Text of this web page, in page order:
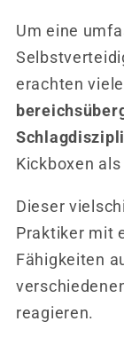
Um eine
erachten
Kickboxen
Dieser
Praktiker mit
Fähigkeiten
reagieren.